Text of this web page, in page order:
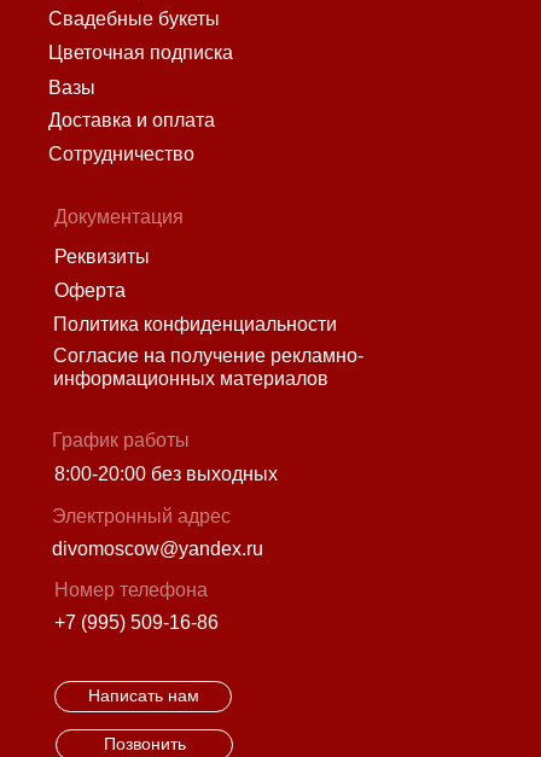
Доставка и оплата
Сотрудничество
Цветочная подписка
Вазы
Свадебные букеты
Позвонить
Написать нам
Реквизиты
Политика конфиденциальности
Согласие на получение рекламно-
информационных материалов
Оферта
8:00-20:00 без выходных
divomoscow@yandex.ru
+7 (995) 509-16-86
Электронный адрес
Номер телефона
График работы
Документация